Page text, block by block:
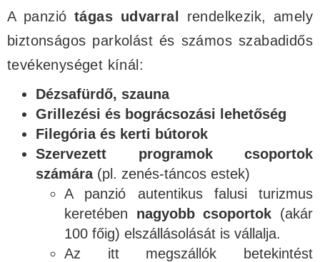
A panziótágas udvarral
rendelkezik, amely
biztonságos parkolást és számos szabadidős
tevékenységet kínál:
Dézsafürdő, szauna
Grillezési és bográcsozási lehetőség
Filegória és kerti bútorok
Szervezett programok csoportok
számára(pl. zenés-táncos estek)
A panzió autentikus falusi turizmus
keretében nagyobb csoportok (akár
100 főig) elszállásolását is vállalja.
Az itt megszállók betekintést